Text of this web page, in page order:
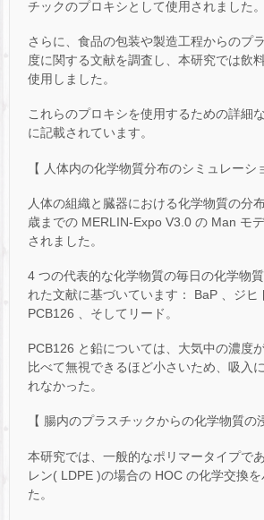
チックのプロキシとして使用されました。
さらに、食品の包装や製造工程からのプ
度に関する文献を調査し、本研究では飲
使用しました。
これらのプロキシを使用するための詳細
に記載されています。
【 人体内の化学物質分布のシミュレーシ
人体の組織と臓器における化学物質の分
歳までの MERLIN-Expo V3.0 の Man モ
されました。
4 つの代表的な化学物質の毎日の化学物
れた文献に基づいています： BaP 、ジヒ
PCB126 、そしてリード。
PCB126 と鉛については、大気中の濃度
比べて無視できるほど小さいため、吸入
れなかった。
【 腸内のプラスチックからの化学物質の
本研究では、一般的なポリマータイプで
レン( LDPE )の場合の HOC の化学交換
た。